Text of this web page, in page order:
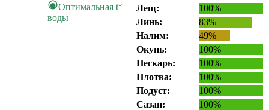
Оптимальная t°
воды
Лещ:
100%
Линь:
83%
Налим:
49%
Окунь:
100%
Пескарь:
100%
Плотва:
100%
Подуст:
100%
Сазан:
100%